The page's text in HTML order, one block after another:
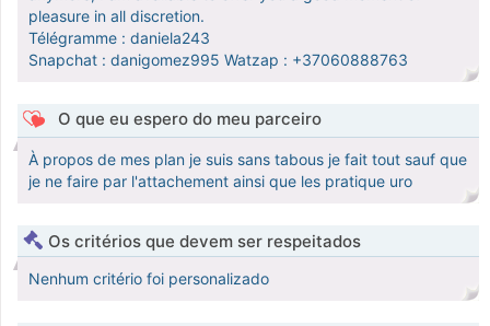
pleasure in all discretion.
Télégramme : daniela243
Snapchat : danigomez995 Watzap : +37060888763
O que eu espero do meu parceiro
À propos de mes plan je suis sans tabous je fait tout sauf que
je ne faire par l'attachement ainsi que les pratique uro
Os critérios que devem ser respeitados
Nenhum critério foi personalizado